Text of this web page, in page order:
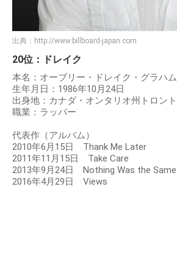
出典： http://www.billboard-japan.com
20位：ドレイク
本名：オーブリー・ドレイク・グラハム
生年月日：1986年10月24日
出身地：カナダ・オンタリオ州トロント
職業：ラッパー
代表作（アルバム）
2010年6月15日 Thank Me Later
2011年11月15日 Take Care
2013年9月24日 Nothing Was the Same
2016年4月29日 Views